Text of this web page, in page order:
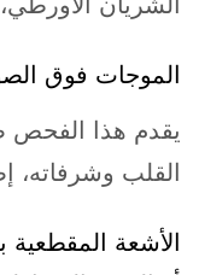
الموجات فوق
يقدم هذا الفحص
القلب وشرفاته،
الأشعة